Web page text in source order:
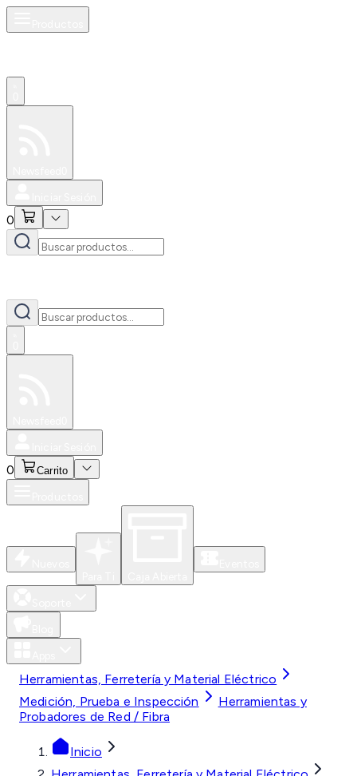
0
0 Carrito
Herramientas, Ferretería y Material Eléctrico
Medición, Prueba e Inspección
Herramientas y
Probadores de Red / Fibra
Inicio